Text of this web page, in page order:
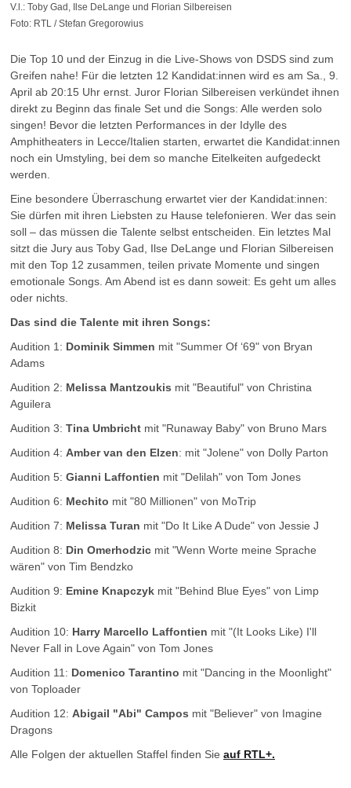
V.l.: Toby Gad, Ilse DeLange und Florian Silbereisen
Foto: RTL / Stefan Gregorowius
Die Top 10 und der Einzug in die Live-Shows von DSDS sind zum
Greifen nahe! Für die letzten 12 Kandidat:innen wird es am Sa., 9.
April ab 20:15 Uhr ernst. Juror Florian Silbereisen verkündet ihnen
direkt zu Beginn das finale Set und die Songs: Alle werden solo
singen! Bevor die letzten Performances in der Idylle des
Amphitheaters in Lecce/Italien starten, erwartet die Kandidat:innen
noch ein Umstyling, bei dem so manche Eitelkeiten aufgedeckt
werden.
Eine besondere Überraschung erwartet vier der Kandidat:innen:
Sie dürfen mit ihren Liebsten zu Hause telefonieren. Wer das sein
soll – das müssen die Talente selbst entscheiden. Ein letztes Mal
sitzt die Jury aus Toby Gad, Ilse DeLange und Florian Silbereisen
mit den Top 12 zusammen, teilen private Momente und singen
emotionale Songs. Am Abend ist es dann soweit: Es geht um alles
oder nichts.
Das sind die Talente mit ihren Songs:
Audition 1: Dominik Simmen mit "Summer Of ‘69" von Bryan
Adams
Audition 2: Melissa Mantzoukis mit "Beautiful" von Christina
Aguilera
Audition 3: Tina Umbricht mit "Runaway Baby" von Bruno Mars
Audition 4: Amber van den Elzen: mit "Jolene" von Dolly Parton
Audition 5: Gianni Laffontien mit "Delilah" von Tom Jones
Audition 6: Mechito mit "80 Millionen" von MoTrip
Audition 7: Melissa Turan mit "Do It Like A Dude" von Jessie J
Audition 8: Din Omerhodzic mit "Wenn Worte meine Sprache
wären" von Tim Bendzko
Audition 9: Emine Knapczyk mit "Behind Blue Eyes" von Limp
Bizkit
Audition 10: Harry Marcello Laffontien mit "(It Looks Like) I'll
Never Fall in Love Again" von Tom Jones
Audition 11: Domenico Tarantino mit "Dancing in the Moonlight"
von Toploader
Audition 12: Abigail "Abi" Campos mit "Believer" von Imagine
Dragons
Alle Folgen der aktuellen Staffel finden Sie auf RTL+.